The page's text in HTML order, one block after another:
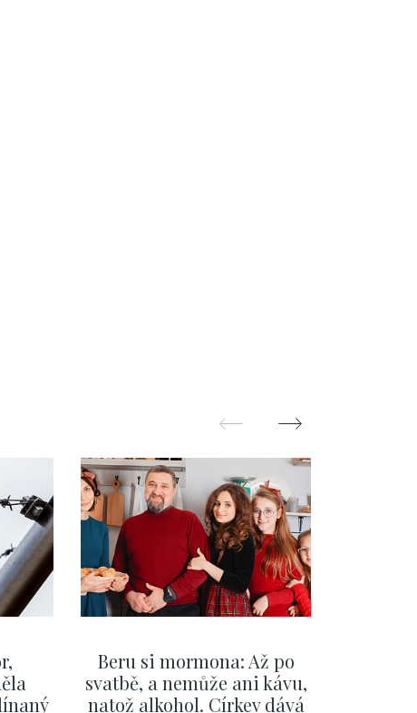
Beru si mormona: Až po
svatbě, a nemůže ani kávu,
natož alkohol. Církev dává